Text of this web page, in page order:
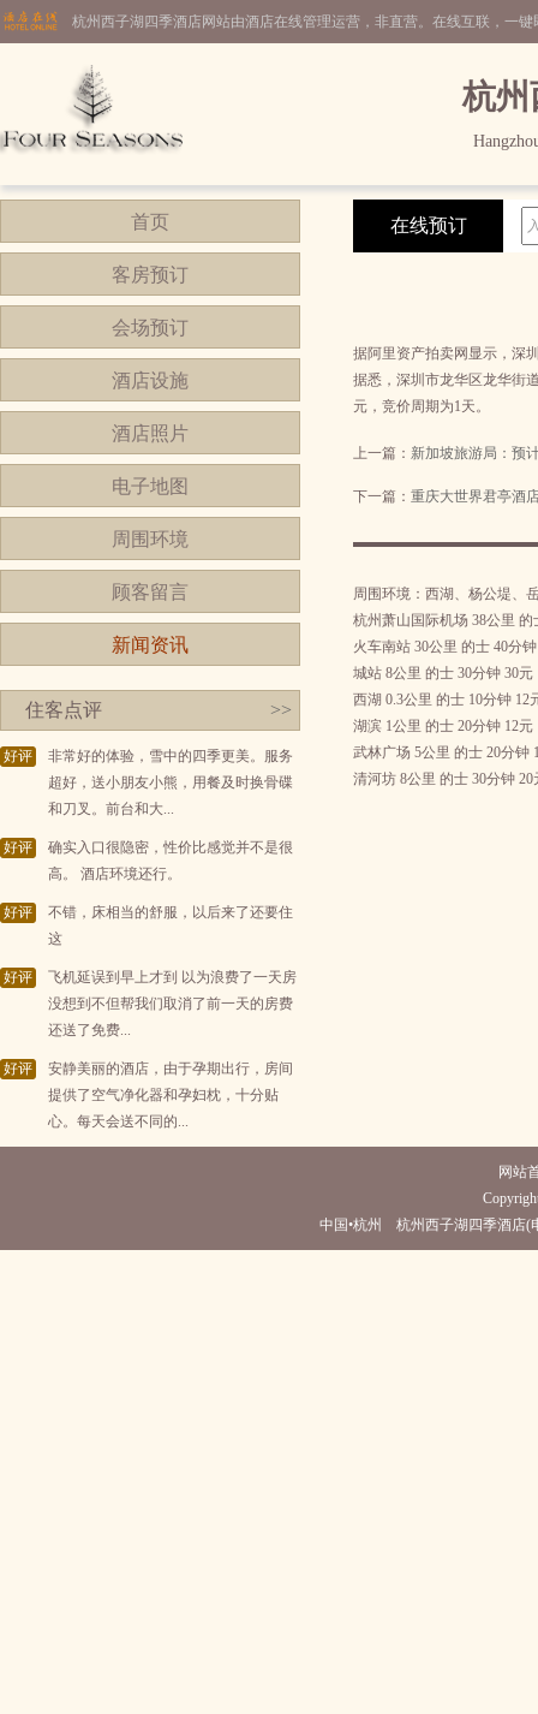
杭州西子湖四季酒店网站由酒店在线管理运营，非直营。在线互联，一
杭州
首页
客房预订
会场预订
酒店设施
酒店照片
电子地图
周围环境
顾客留言
新闻资讯
住客点评 >>
好评
非常好的体验，雪中的四季更美。服务
超好，送小朋友小熊，用餐及时换骨碟
和刀叉。前台和大...
好评
确实入口很隐密，性价比感觉并不是很
高。 酒店环境还行。
好评
不错，床相当的舒服，以后来了还要住
这
好评
飞机延误到早上才到 以为浪费了一天房
没想到不但帮我们取消了前一天的房费
还送了免费...
好评
安静美丽的酒店，由于孕期出行，房间
提供了空气净化器和孕妇枕，十分贴
心。每天会送不同的...
在线预订
据阿里资产拍卖网显示，深
据悉，深圳市龙华区龙华街
元，竞价周期为1天。
上一篇： 新加坡旅游局：预
下一篇： 重庆大世界君亭酒
周围环境：西湖、杨公堤、
杭州萧山国际机场 38公里 的
火车南站 30公里 的士 40分
城站 8公里 的士 30分钟 30元
西湖 0.3公里 的士 10分钟 12
湖滨 1公里 的士 20分钟 12元
武林广场 5公里 的士 20分钟
清河坊 8公里 的士 30分钟 20
网站
中国•杭州 杭州西子湖四季酒店(电